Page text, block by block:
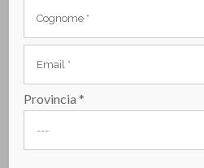
Provincia *